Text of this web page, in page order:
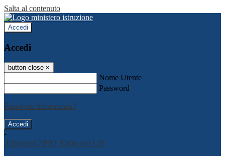
Salta al contenuto
Accedi
Accedi
button close ×
Nome Utente
Password
Password dimenticata?
-
Entra con SPID Entra con CIE